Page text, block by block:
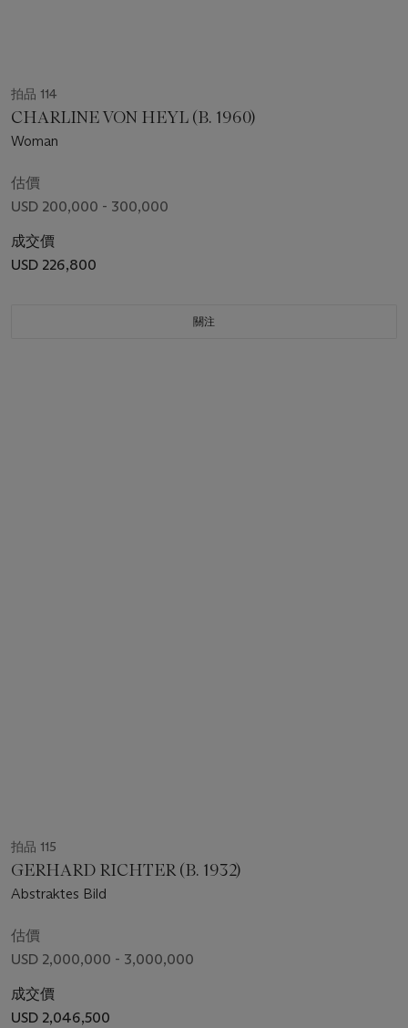
拍品 114
CHARLINE VON HEYL (B. 1960)
Woman
估價
USD 200,000 - 300,000
成交價
USD 226,800
關注
拍品 115
GERHARD RICHTER (B. 1932)
Abstraktes Bild
估價
USD 2,000,000 - 3,000,000
成交價
USD 2,046,500